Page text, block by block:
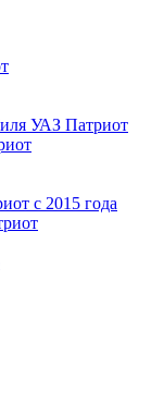
УАЗ Патриот
с 2015 года